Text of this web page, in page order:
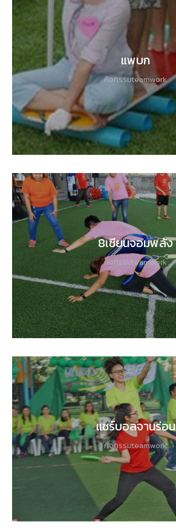
แพบก
กิจกรรมteamwork
8เซียนจอมพลัง
กิจกรรมteamwork
แชร์บอลจานร่อน
กิจกรรมteamwork